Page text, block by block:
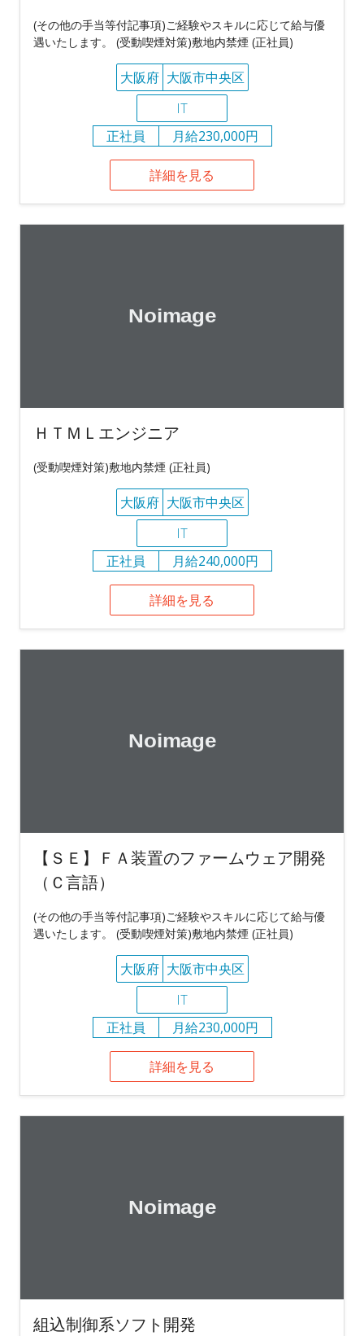
(その他の手当等付記事項)ご経験やスキルに応じて給与優
遇いたします。 (受動喫煙対策)敷地内禁煙 (正社員)
大阪府 大阪市中央区
IT
正社員
月給230,000円
詳細を見る
ＨＴＭＬエンジニア
(受動喫煙対策)敷地内禁煙 (正社員)
大阪府 大阪市中央区
IT
正社員
月給240,000円
詳細を見る
【ＳＥ】ＦＡ装置のファームウェア開発
（Ｃ言語）
(その他の手当等付記事項)ご経験やスキルに応じて給与優
遇いたします。 (受動喫煙対策)敷地内禁煙 (正社員)
大阪府 大阪市中央区
IT
正社員
月給230,000円
詳細を見る
組込制御系ソフト開発